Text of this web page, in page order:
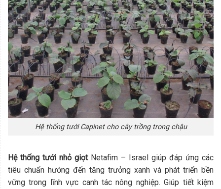
Hệ thống tưới Capinet cho cây trồng trong chậu
Hệ thống tưới nhỏ giọtNetafim – Israel giúp đáp ứng các
tiêu chuẩn hướng đến tăng trưởng xanh và phát triển bền
vững trong lĩnh vực canh tác nông nghiệp. Giúp tiết kiệm